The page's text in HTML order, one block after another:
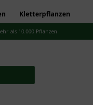
Kletterpflanzen
als 10.000 Pflanzen